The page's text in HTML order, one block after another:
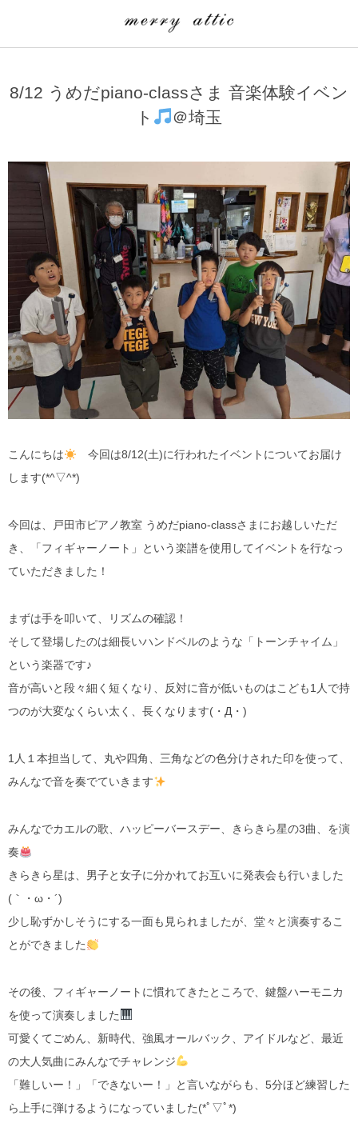
8/12 うめだpiano-classさま 音楽体験イベン
ト
＠埼玉
こんにちは
今回は8/12(土)に行われたイベントについてお届け
します(*^▽^*)
今回は、戸田市ピアノ教室 うめだpiano-classさまにお越しいただ
き、「フィギャーノート」という楽譜を使用してイベントを行なっ
ていただきました！
まずは手を叩いて、リズムの確認！
そして登場したのは細長いハンドベルのような「トーンチャイム」
という楽器です♪
音が高いと段々細く短くなり、反対に音が低いものはこども1人で持
つのが大変なくらい太く、長くなります(・Д・)
1人１本担当して、丸や四角、三角などの色分けされた印を使って、
みんなで音を奏でていきます
みんなでカエルの歌、ハッピーバースデー、きらきら星の3曲、を演
奏
きらきら星は、男子と女子に分かれてお互いに発表会も行いました
(｀・ω・´)
少し恥ずかしそうにする一面も見られましたが、堂々と演奏するこ
とができました
その後、フィギャーノートに慣れてきたところで、鍵盤ハーモニカ
を使って演奏しました
可愛くてごめん、新時代、強風オールバック、アイドルなど、最近
の大人気曲にみんなでチャレンジ
「難しいー！」「できないー！」と言いながらも、5分ほど練習した
ら上手に弾けるようになっていました(*ﾟ▽ﾟ*)
埼玉県
merry attic ミュージッククラス